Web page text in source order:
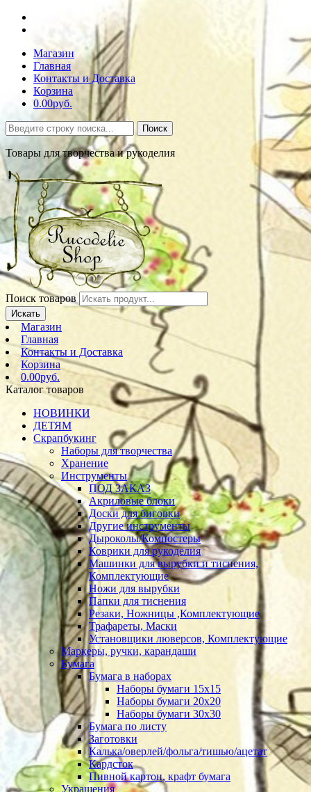
Магазин
Главная
Контакты и Доставка
Корзина
0.00руб.
Поиск
Товары для творчества и рукоделия
Поиск товаров
Искать
Магазин
Главная
Контакты и Доставка
Корзина
0.00руб.
Каталог товаров
НОВИНКИ
ДЕТЯМ
Скрапбукинг
Наборы для творчества
Хранение
Инструменты
ПОД ЗАКАЗ
Акриловые блоки
Доски для биговки
Другие инструменты
Дыроколы/Компостеры
Коврики для рукоделия
Машинки для вырубки и тиснения,
Комплектующие
Ножи для вырубки
Папки для тиснения
Резаки, Ножницы ,Комплектующие
Трафареты, Маски
Установщики люверсов, Комплектующие
Маркеры, ручки, карандаши
Бумага
Бумага в наборах
Наборы бумаги 15х15
Наборы бумаги 20х20
Наборы бумаги 30х30
Бумага по листу
Заготовки
Калька/оверлей/фольга/тишью/ацетат
Кардсток
Пивной картон, крафт бумага
Украшения